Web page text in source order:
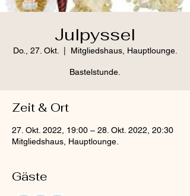
Julpyssel
Do., 27. Okt. Mitgliedshaus, Hauptlounge.
Bastelstunde.
Zeit & Ort
27. Okt. 2022, 19:00 – 28. Okt. 2022, 20:30
Mitgliedshaus, Hauptlounge.
Gäste